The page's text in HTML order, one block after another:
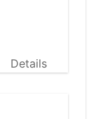
Details